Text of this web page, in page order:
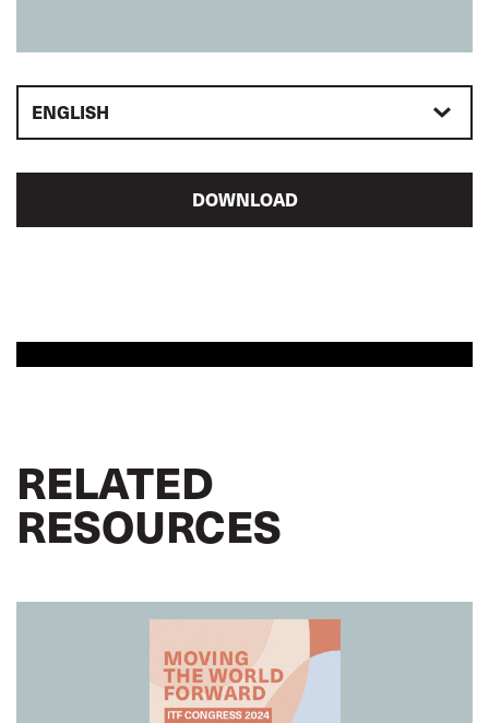
ENGLISH
DOWNLOAD
RELATED
RESOURCES